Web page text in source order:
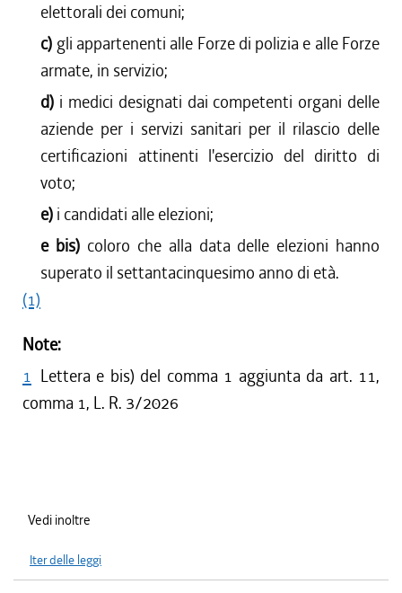
elettorali dei comuni;
c) gli appartenenti alle Forze di polizia e alle Forze
armate, in servizio;
d) i medici designati dai competenti organi delle
aziende per i servizi sanitari per il rilascio delle
certificazioni attinenti l'esercizio del diritto di
voto;
e) i candidati alle elezioni;
e bis) coloro che alla data delle elezioni hanno
superato il settantacinquesimo anno di età.
(1)
Note:
1 Lettera e bis) del comma 1 aggiunta da art. 11,
comma 1, L. R. 3/2026
Vedi inoltre
Iter delle leggi